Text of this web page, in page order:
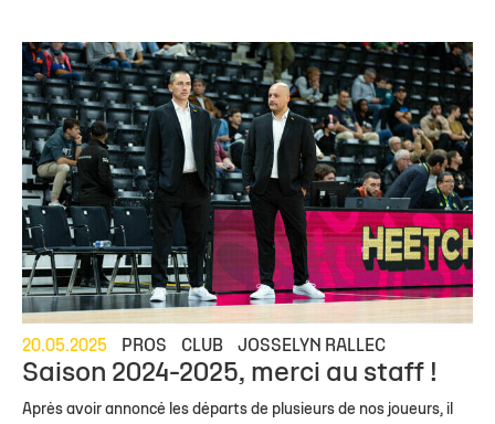
20.05.2025 PROS CLUB JOSSELYN RALLEC
Saison 2024-2025, merci au staff !
Après avoir annoncé les départs de plusieurs de nos joueurs, il